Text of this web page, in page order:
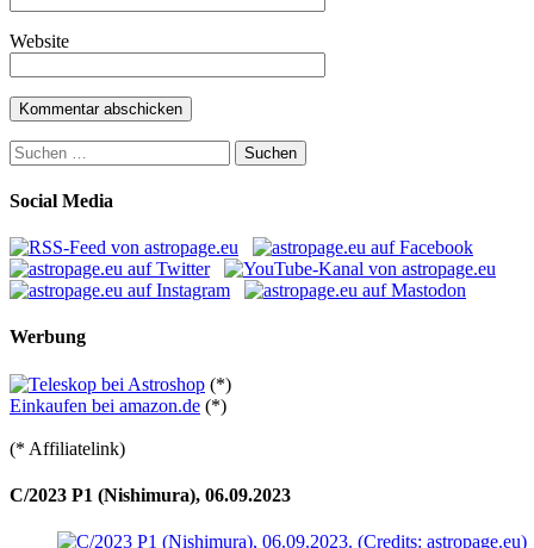
Website
Suchen
nach:
Social Media
Werbung
(*)
Einkaufen bei amazon.de (*)
(* Affiliatelink)
C/2023 P1 (Nishimura), 06.09.2023